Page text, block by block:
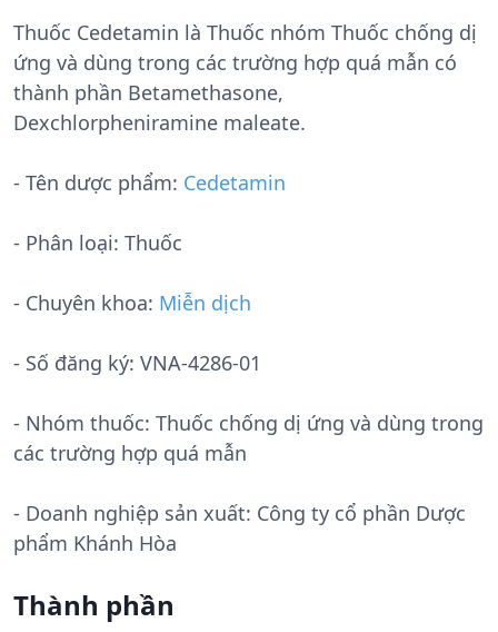
Thuốc Cedetamin là Thuốc nhóm Thuốc chống dị
ứng và dùng trong các trường hợp quá mẫn có
thành phần Betamethasone,
Dexchlorpheniramine maleate.
- Tên dược phẩm: Cedetamin
- Phân loại: Thuốc
- Chuyên khoa: Miễn dịch
- Số đăng ký: VNA-4286-01
- Nhóm thuốc: Thuốc chống dị ứng và dùng trong
các trường hợp quá mẫn
- Doanh nghiệp sản xuất: Công ty cổ phần Dược
phẩm Khánh Hòa
Thành phần